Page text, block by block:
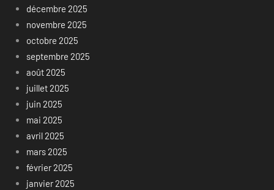
décembre 2025
novembre 2025
octobre 2025
septembre 2025
août 2025
juillet 2025
juin 2025
mai 2025
avril 2025
mars 2025
février 2025
janvier 2025